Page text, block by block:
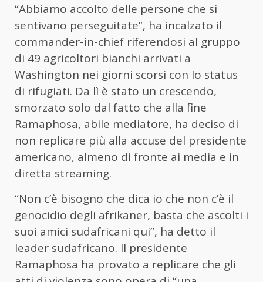
“Abbiamo accolto delle persone che si
sentivano perseguitate”, ha incalzato il
commander-in-chief riferendosi al gruppo
di 49 agricoltori bianchi arrivati a
Washington nei giorni scorsi con lo status
di rifugiati. Da lì è stato un crescendo,
smorzato solo dal fatto che alla fine
Ramaphosa, abile mediatore, ha deciso di
non replicare più alla accuse del presidente
americano, almeno di fronte ai media e in
diretta streaming.
“Non c’è bisogno che dica io che non c’è il
genocidio degli afrikaner, basta che ascolti i
suoi amici sudafricani qui”, ha detto il
leader sudafricano. Il presidente
Ramaphosa ha provato a replicare che gli